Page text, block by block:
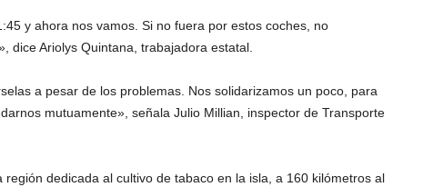
y ahora nos vamos. Si no fuera por estos coches, no
dice Ariolys Quintana, trabajadora estatal.
a pesar de los problemas. Nos solidarizamos un poco, para
mutuamente», señala Julio Millian, inspector de Transporte
dedicada al cultivo de tabaco en la isla, a 160 kilómetros al